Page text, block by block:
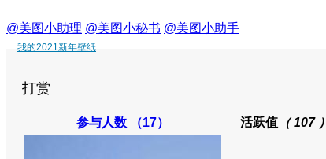
@美图小助理 @美图小秘书 @美图小助手
我的2021新年壁纸
打赏
参与人数 （17） 活跃值 （ 107 ）